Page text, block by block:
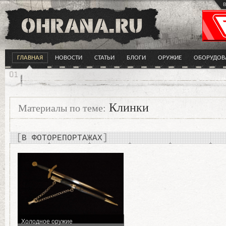
ГЛАВНАЯ НОВОСТИ СТАТЬИ БЛОГИ ОРУЖИЕ
Материалы по теме: Клинки
В ФОТОРЕПОРТАЖАХ
Холодное оружие